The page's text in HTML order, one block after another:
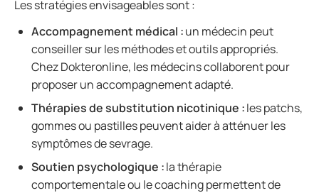
Les stratégies envisageables sont :
Accompagnement médical :un médecin peut
conseiller sur les méthodes et outils appropriés.
Chez Dokteronline, les médecins collaborent pour
proposer un accompagnement adapté.
Thérapies de substitution nicotinique :les patchs,
gommes ou pastilles peuvent aider à atténuer les
symptômes de sevrage.
Soutien psychologique :la thérapie
comportementale ou le coaching permettent de